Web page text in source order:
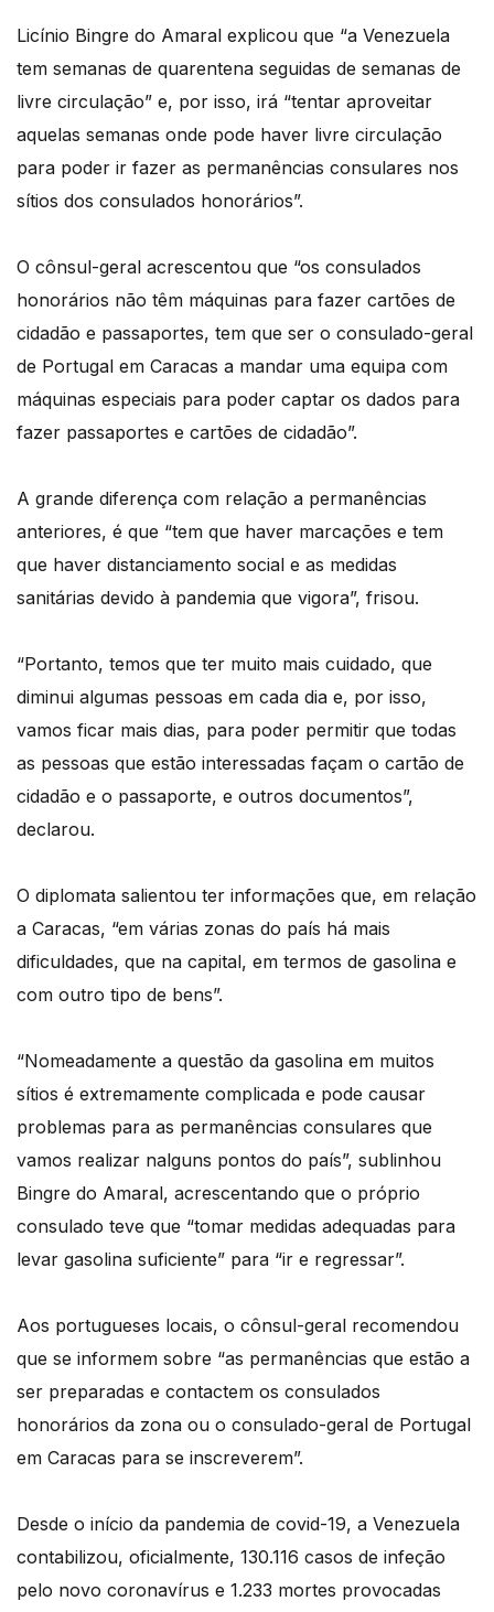
Licínio Bingre do Amaral explicou que “a Venezuela
tem semanas de quarentena seguidas de semanas de
livre circulação” e, por isso, irá “tentar aproveitar
aquelas semanas onde pode haver livre circulação
para poder ir fazer as permanências consulares nos
sítios dos consulados honorários”.
O cônsul-geral acrescentou que “os consulados
honorários não têm máquinas para fazer cartões de
cidadão e passaportes, tem que ser o consulado-geral
de Portugal em Caracas a mandar uma equipa com
máquinas especiais para poder captar os dados para
fazer passaportes e cartões de cidadão”.
A grande diferença com relação a permanências
anteriores, é que “tem que haver marcações e tem
que haver distanciamento social e as medidas
sanitárias devido à pandemia que vigora”, frisou.
“Portanto, temos que ter muito mais cuidado, que
diminui algumas pessoas em cada dia e, por isso,
vamos ficar mais dias, para poder permitir que todas
as pessoas que estão interessadas façam o cartão de
cidadão e o passaporte, e outros documentos”,
declarou.
O diplomata salientou ter informações que, em relação
a Caracas, “em várias zonas do país há mais
dificuldades, que na capital, em termos de gasolina e
com outro tipo de bens”.
“Nomeadamente a questão da gasolina em muitos
sítios é extremamente complicada e pode causar
problemas para as permanências consulares que
vamos realizar nalguns pontos do país”, sublinhou
Bingre do Amaral, acrescentando que o próprio
consulado teve que “tomar medidas adequadas para
levar gasolina suficiente” para “ir e regressar”.
Aos portugueses locais, o cônsul-geral recomendou
que se informem sobre “as permanências que estão a
ser preparadas e contactem os consulados
honorários da zona ou o consulado-geral de Portugal
em Caracas para se inscreverem”.
Desde o início da pandemia de covid-19, a Venezuela
contabilizou, oficialmente, 130.116 casos de infeção
pelo novo coronavírus e 1.233 mortes provocadas